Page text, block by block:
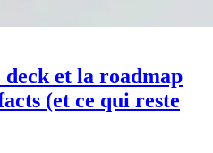
et la roadmap
(et ce qui reste